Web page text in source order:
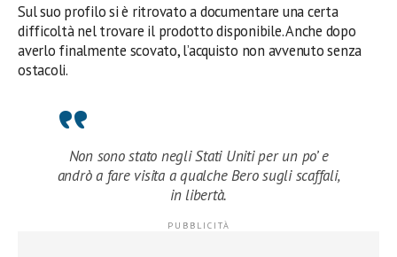
Sul suo profilo si è ritrovato a documentare una certa
difficoltà nel trovare il prodotto disponibile. Anche dopo
averlo finalmente scovato, l’acquisto non avvenuto senza
ostacoli.
Non sono stato negli Stati Uniti per un po’ e
andrò a fare visita a qualche Bero sugli scaffali,
in libertà.